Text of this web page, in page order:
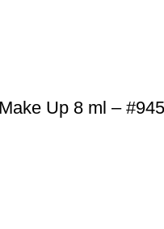
Up 8 ml – #945